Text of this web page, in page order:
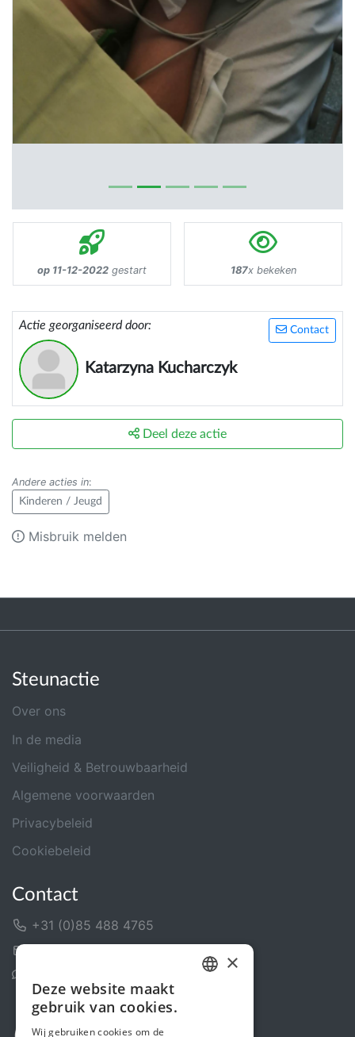
op 11-12-2022 gestart 187x bekeken
Contact
Actie georganiseerd door:
Katarzyna Kucharczyk
Deel deze actie
Andere acties in:
Kinderen / Jeugd
Misbruik melden
Steunactie
Over ons
In de media
Veiligheid & Betrouwbaarheid
Algemene voorwaarden
Privacybeleid
Cookiebeleid
Contact
+31 (0)85 488 4765
×
Deze website maakt
gebruik van cookies.
Wij gebruiken cookies om de